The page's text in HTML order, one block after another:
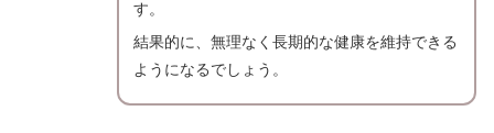
す。
結果的に、無理なく長期的な健康を維持できる
ようになるでしょう。